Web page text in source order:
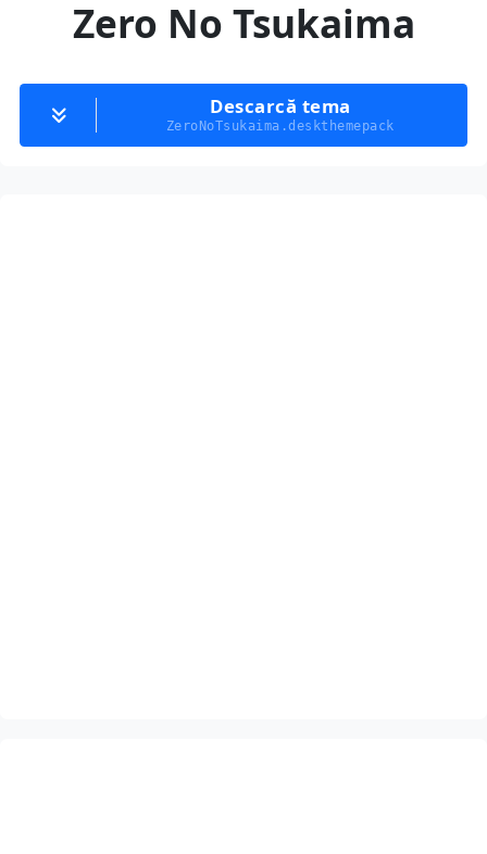
Zero No Tsukaima
Descarcă tema
ZeroNoTsukaima.deskthemepack